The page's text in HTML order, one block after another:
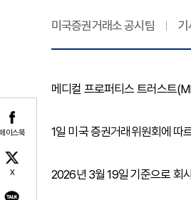
이스북
X
미국증권거래소 공시팀 기
메디컬 프로퍼티스 트러스트
1일 미국 증권거래위원회에 따
2026년 3월 19일 기준으로 회